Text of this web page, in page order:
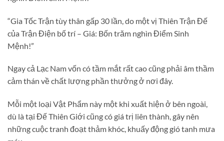
“Gia Tốc Trận tùy thân gấp 30 lần, do một vị Thiên Trận Đế
của Trận Điện bố trí – Giá: Bốn trăm nghìn Điểm Sinh
Mệnh!”
Ngay cả Lạc Nam vốn có tầm mắt rất cao cũng phải âm thầm
cảm thán về chất lượng phần thưởng ở nơi đây.
Mỗi một loại Vật Phẩm này một khi xuất hiện ở bên ngoài,
dù là tại Đế Thiên Giới cũng có giá trị liên thành, gây nên
những cuộc tranh đoạt thảm khóc, khuấy động gió tanh mưa